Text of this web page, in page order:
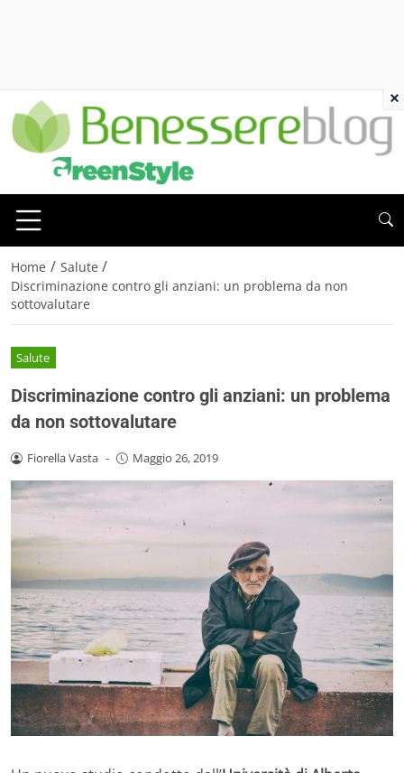
Home / Salute /
Discriminazione contro gli anziani: un problema da non
sottovalutare
Salute
Discriminazione contro gli anziani: un problema
da non sottovalutare
Fiorella Vasta - Maggio 26, 2019
×